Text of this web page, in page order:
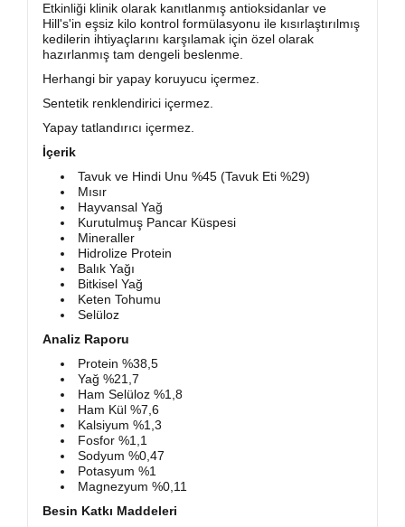
Etkinliği klinik olarak kanıtlanmış antioksidanlar ve
Hill's'in eşsiz kilo kontrol formülasyonu ile kısırlaştırılmış
kedilerin ihtiyaçlarını karşılamak için özel olarak
hazırlanmış tam dengeli beslenme.
Herhangi bir yapay koruyucu içermez.
Sentetik renklendirici içermez.
Yapay tatlandırıcı içermez.
İçerik
Tavuk ve Hindi Unu %45 (Tavuk Eti %29)
Mısır
Hayvansal Yağ
Kurutulmuş Pancar Küspesi
Mineraller
Hidrolize Protein
Balık Yağı
Bitkisel Yağ
Keten Tohumu
Selüloz
Analiz Raporu
Protein %38,5
Yağ %21,7
Ham Selüloz %1,8
Ham Kül %7,6
Kalsiyum %1,3
Fosfor %1,1
Sodyum %0,47
Potasyum %1
Magnezyum %0,11
Besin Katkı Maddeleri